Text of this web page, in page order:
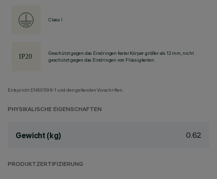
Class I
Geschützt gegen das Eindringen fester Körper größer als 12 mm, nicht
geschützt gegen das Eindringen von Flüssigkeiten.
Entspricht EN60598-1 und den geltenden Vorschriften.
PHYSIKALISCHE EIGENSCHAFTEN
Gewicht (kg) 0.62
PRODUKTZERTIFIZIERUNG